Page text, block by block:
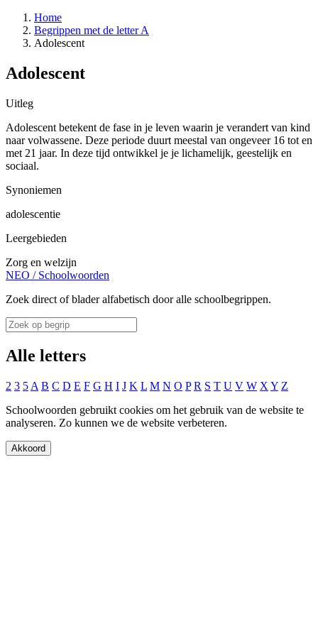
Home
Begrippen met de letter A
Adolescent
Adolescent
Uitleg
Adolescent betekent de fase in je leven waarin je verandert van kind
naar volwassene. Deze periode duurt meestal van ongeveer 16 tot en
met 21 jaar. In deze tijd ontwikkel je je lichamelijk, geestelijk en
sociaal.
Synoniemen
adolescentie
Leergebieden
Zorg en welzijn
NEO / Schoolwoorden
Zoek direct of blader alfabetisch door alle schoolbegrippen.
Alle letters
2 3 5 A B C D E F G H I J K L M N O P R S T U V W X Y Z
Schoolwoorden gebruikt cookies om het gebruik van de website te
analyseren. Zo kunnen we de website verbeteren.
Akkoord